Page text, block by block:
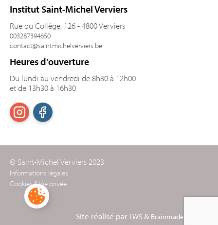
Institut Saint-Michel Verviers
Rue du Collège, 126 - 4800 Verviers
003287394650
contact@saintmichelverviers.be
Heures d'ouverture
Du lundi au vendredi de 8h30 à 12h00
et de 13h30 à 16h30
© Saint-Michel Verviers 2023
Informations légales
Cookies & Vie privée
Site réalisé par LWS & Brainmade Agency